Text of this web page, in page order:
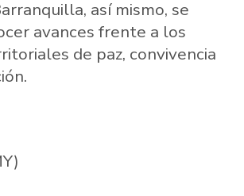
así mismo, se
avances frente a los
de paz, convivencia